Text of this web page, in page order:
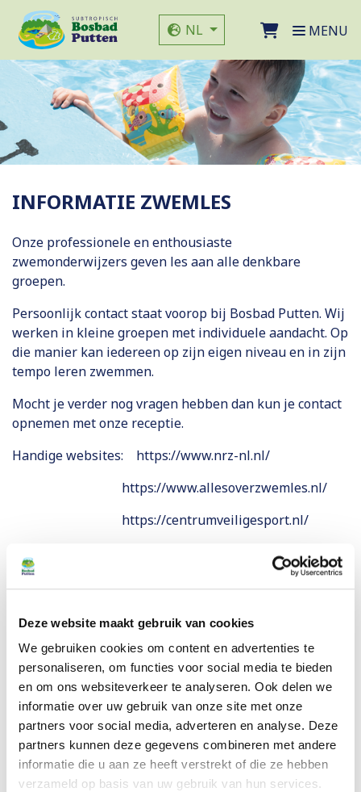
Deze website maakt gebruik van cookies
We gebruiken cookies om content en advertenties te
personaliseren, om functies voor social media te bieden
en om ons websiteverkeer te analyseren. Ook delen we
informatie over uw gebruik van onze site met onze
partners voor social media, adverteren en analyse. Deze
partners kunnen deze gegevens combineren met andere
informatie die u aan ze heeft verstrekt of die ze hebben
verzameld op basis van uw gebruik van hun services.
Direct naar de inhoud van de pagina
Website taal
NL MENU
INFORMATIE ZWEMLES
Onze professionele en enthousiaste
zwemonderwijzers geven les aan alle denkbare
groepen.
Persoonlijk contact staat voorop bij Bosbad Putten. Wij
werken in kleine groepen met individuele aandacht. Op
die manier kan iedereen op zijn eigen niveau en in zijn
tempo leren zwemmen.
Mocht je verder nog vragen hebben dan kun je contact
opnemen met onze receptie.
Handige websites: https://www.nrz-nl.nl/
https://www.allesoverzwemles.nl/
https://centrumveiligesport.nl/